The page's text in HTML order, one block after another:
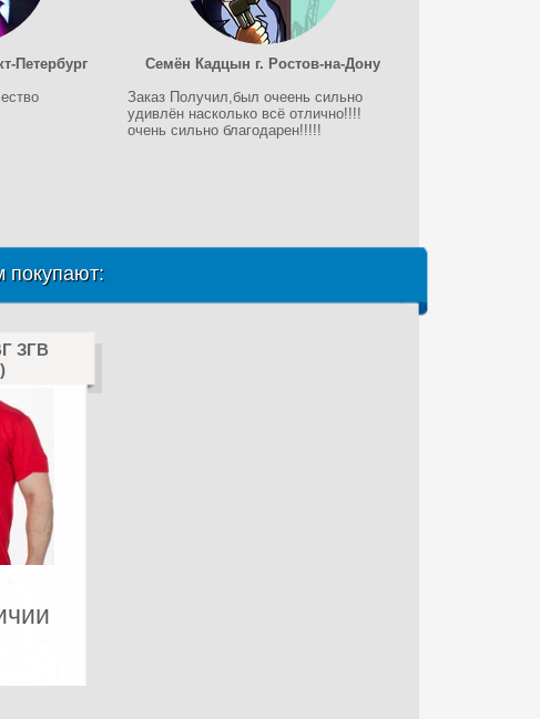
Петербург
Семён Кадцын г. Ростов-на-Дону
Заказ Получил,был очеень сильно
удивлён насколько всё отлично!!!!
очень сильно благодарен!!!!!
покупают:
ЗГВ